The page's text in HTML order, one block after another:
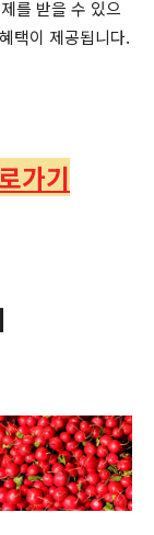
를 받을 수 있으
택이 제공됩니다.
가기